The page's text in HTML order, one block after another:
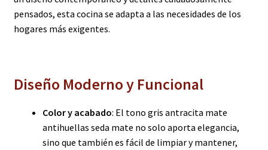
pensados, esta cocina se adapta a las necesidades de los
hogares más exigentes.
Diseño Moderno y Funcional
Color y acabado: El tono gris antracita mate
antihuellas seda mate no solo aporta elegancia,
sino que también es fácil de limpiar y mantener,